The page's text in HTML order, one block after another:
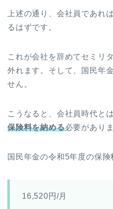
上述の通り、会社員であれ
るはずです。
これが会社を辞めてセミリ
外れます。そして、国民年
せん。
こうなると、会社員時代と
保険料を納める必要がありま
国民年金の令和5年度の保険
16,520円/月